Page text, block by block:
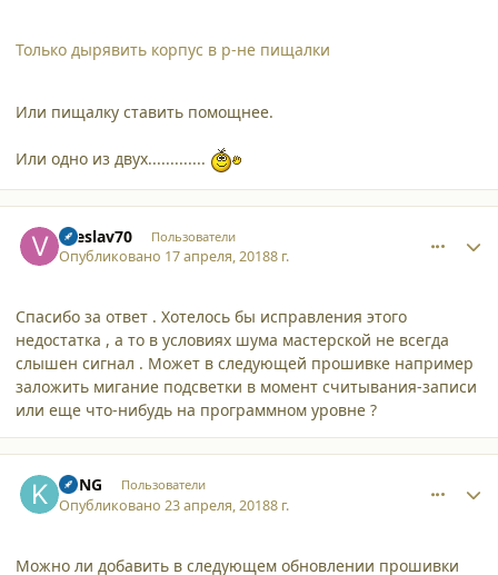
Только дырявить корпус в р-не пищалки
Или пищалку ставить помощнее.
Или одно из двух.............
vseslav70 Пользователи
Опубликовано 17 апреля, 20188 г.
Спасибо за ответ . Хотелось бы исправления этого
недостатка , а то в условиях шума мастерской не всегда
слышен сигнал . Может в следующей прошивке например
заложить мигание подсветки в момент считывания-записи
или еще что-нибудь на программном уровне ?
KuNG Пользователи
Опубликовано23 апреля, 20188 г.
Можно ли добавить в следующем обновлении прошивки